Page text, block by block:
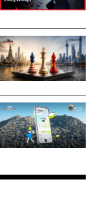
มที่จะให้ความ
งแก้ไขปัญหายา
ระทบโดยตรงต่อ
ชนและ
ร
ทรวงมหาดไทย